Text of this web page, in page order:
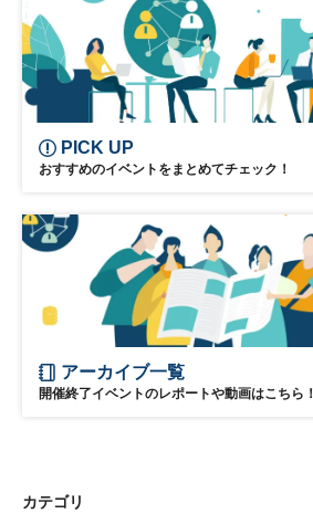
PICK UP
おすすめのイベントをまとめてチェック！
アーカイブ一覧
開催終了イベントのレポートや動画はこちら！
カテゴリ